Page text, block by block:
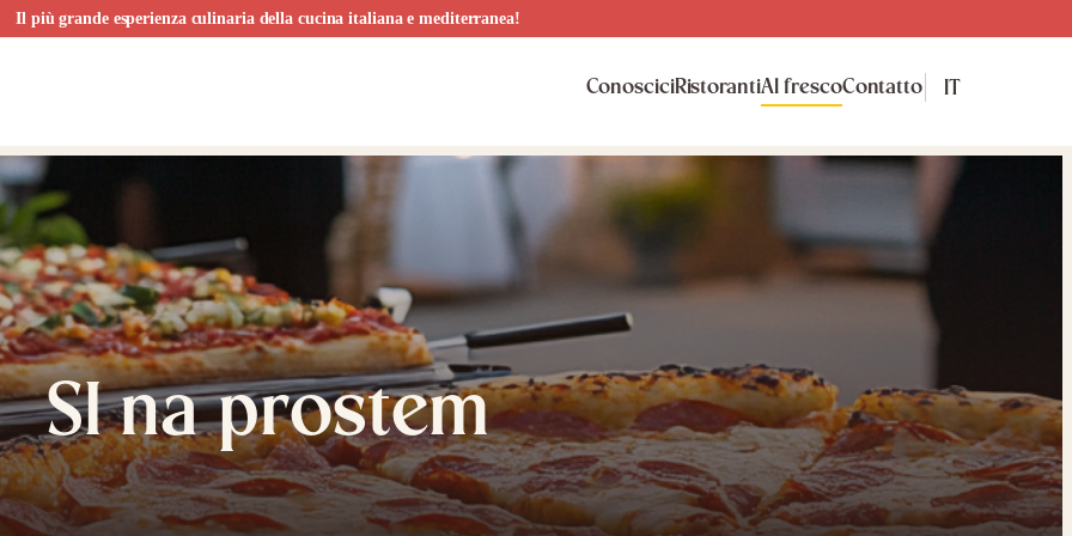
Il più grande esperienza culinaria della cucina italiana e mediterranea!
ConosciciRistorantiAl frescoContatto IT
SI na prostem